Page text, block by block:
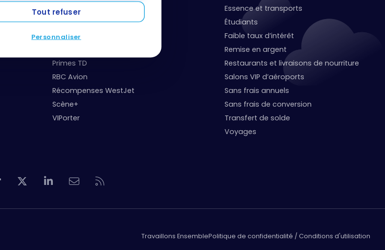
Tout refuser
Personnaliser
Flying Blue
Hilton Honors
IHG One Rewards
Primes TD
RBC Avion
Récompenses WestJet
Scène+
VIPorter
Essence et transports
Étudiants
Faible taux d’intérêt
Remise en argent
Restaurants et livraisons de nourriture
Salons VIP d’aéroports
Sans frais annuels
Sans frais de conversion
Transfert de solde
Voyages
Travaillons EnsemblePolitique de confidentialité / Conditions d'utilisation